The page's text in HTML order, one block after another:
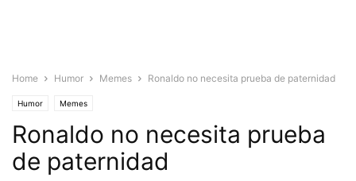
Home Humor Memes Ronaldo no necesita prueba de paternidad
Humor Memes
Ronaldo no necesita prueba
de paternidad